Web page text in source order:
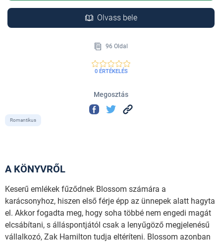
Olvass bele
96 Oldal
0 ÉRTÉKELÉS
Megosztás
Romantikus
A KÖNYVRŐL
Keserű emlékek fűződnek Blossom számára a
karácsonyhoz, hiszen első férje épp az ünnepek alatt hagyta
el. Akkor fogadta meg, hogy soha többé nem engedi magát
elcsábítani, s álláspontjától csak a lenyűgöző megjelenésű
vállalkozó, Zak Hamilton tudja eltéríteni. Blossom azonban